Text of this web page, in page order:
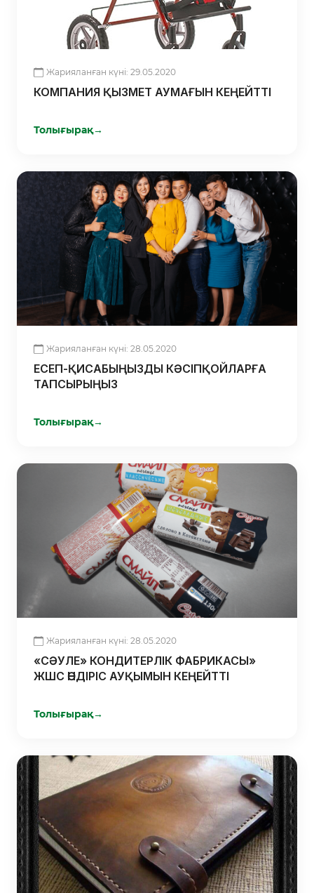
Жарияланған күні: 29.05.2020
КОМПАНИЯ ҚЫЗМЕТ АУМАҒЫН КЕҢЕЙТТІ
Толығырақ→
Жарияланған күні: 28.05.2020
ЕСЕП-ҚИСАБЫҢЫЗДЫ КӘСІПҚОЙЛАРҒА
ТАПСЫРЫҢЫЗ
Толығырақ→
Жарияланған күні: 28.05.2020
«СӘУЛЕ» КОНДИТЕРЛІК ФАБРИКАСЫ»
ЖШС ӨНДІРІС АУҚЫМЫН КЕҢЕЙТТІ
Толығырақ→